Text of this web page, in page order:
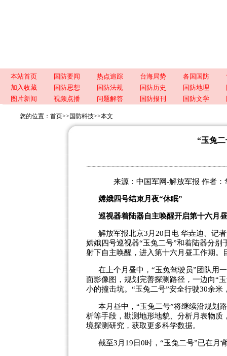
本站首页 国防要闻 热点追踪 台海局势 各国国防
加入收藏
国防思想 国防法规 国防历史 国防地理
图片新闻
视频点播 问题解答 国防报刊 国防文学
您的位置： 首页>> 国防科技>>本文
“玉兔
来源：中国军网-解放军报 作者
嫦娥四号结束月夜“休眠”
巡视器着陆器自主唤醒开启第十六月
解放军报北京3月20日电 华垚迪、记
嫦娥四号巡视器“玉兔二号”和着陆器分别
射下自主唤醒，进入第十六月昼工作期
在上个月昼中，“玉兔驾驶员”团队用
面影像图，规划完善探测路径，一边向“
小的撞击坑。“玉兔二号”安全行驶30余
本月昼中，“玉兔二号”将继续沿规划
析等手段，勘测地形地貌、分析月表物
境探测研究，获取更多科学数据。
截至3月19日0时，“玉兔二号”已在月